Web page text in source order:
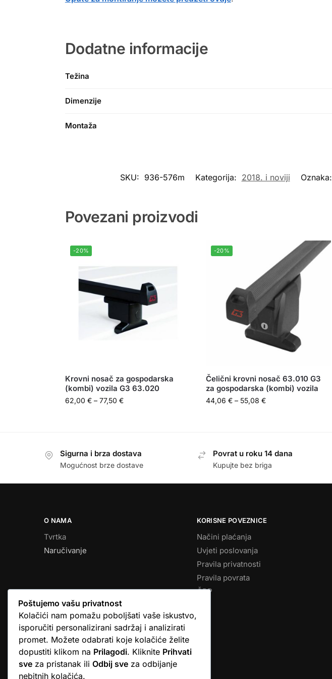
Dodatne informacije
Težina
Dimenzije
Montaža
SKU: 936-576m Kategorija: 2018. i noviji Oznaka:
Povezani proizvodi
-20%
Krovni nosač za gospodarska
(kombi) vozila G3 63.020
62,00 € – 77,50 €
-20%
Čelični krovni nosač 63.010 G3
za gospodarska (kombi) vozila
44,06 € – 55,08 €
Sigurna i brza dostava
Mogućnost brze dostave
Povrat u roku 14 dana
Kupujte bez briga
O NAMA
Tvrtka
Naručivanje
KORISNE POVEZNICE
Načini plaćanja
Uvjeti poslovanja
Pravila privatnosti
Pravila povrata
ČPP
© Argus elektronika d.o.o.
Poštujemo vašu privatnost
Kolačići nam pomažu poboljšati vaše iskustvo,
isporučiti personalizirani sadržaj i analizirati
promet. Možete odabrati koje kolačiće želite
dopustiti klikom na Prilagodi. Kliknite Prihvati
sve za pristanak ili Odbij sve za odbijanje
nebitnih kolačića.